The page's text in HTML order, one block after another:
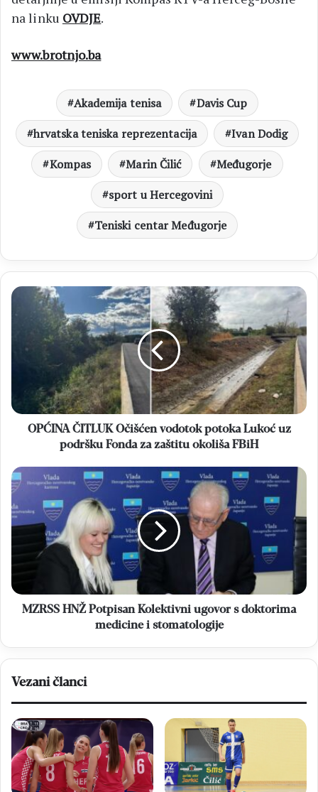
na linku OVDJE.
www.brotnjo.ba
Akademija tenisa
Davis Cup
hrvatska teniska reprezentacija
Ivan Dodig
Kompas
Marin Čilić
Međugorje
sport u Hercegovini
Teniski centar Međugorje
OPĆINA
ČITLUK
Očišćen
vodotok
potoka
podršku
Fonda
FBiH
OPĆINA ČITLUK Očišćen vodotok potoka Lukoć uz
podršku Fonda za zaštitu okoliša FBiH
MZRSS
HNŽ
Potpisan
Kolektivni
doktorima
i
stomatologije
MZRSS HNŽ Potpisan Kolektivni ugovor s doktorima
medicine i stomatologije
Vezani članci